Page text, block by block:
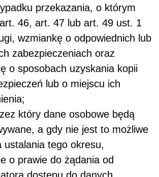
przekazania, o którym
46, art. 47 lub art. 49 ust. 1
wzmiankę o odpowiednich lub
zabezpieczeniach oraz
o sposobach uzyskania kopii
lub o miejscu ich
który dane osobowe będą
a gdy nie jest to możliwe
ustalania tego okresu,
o prawie do żądania od